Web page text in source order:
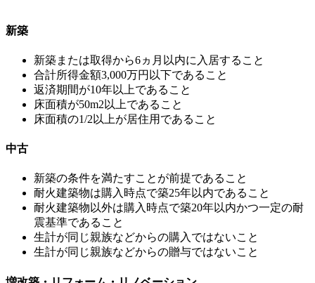
新築
新築または取得から6ヵ月以内に入居すること
合計所得金額3,000万円以下であること
返済期間が10年以上であること
床面積が50m2以上であること
床面積の1/2以上が居住用であること
中古
新築の条件を満たすことが前提であること
耐火建築物は購入時点で築25年以内であること
耐火建築物以外は購入時点で築20年以内かつ一定の耐
震基準であること
生計が同じ親族などからの購入ではないこと
生計が同じ親族などからの贈与ではないこと